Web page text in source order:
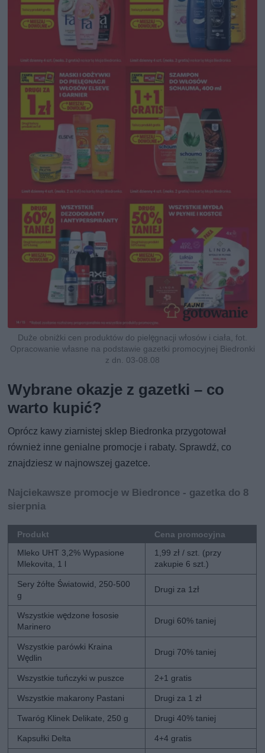
Duże obniżki cen produktów do pielęgnacji włosów i ciała, fot.
Opracowanie własne na podstawie gazetki promocyjnej Biedronki
z dn. 03-08.08
Wybrane okazje z gazetki – co
warto kupić?
Oprócz kawy ziarnistej sklep Biedronka przygotował
również inne genialne promocje i rabaty. Sprawdź, co
znajdziesz w najnowszej gazetce.
Najciekawsze promocje w Biedronce - gazetka do 8
sierpnia
Produkt
Cena promocyjna
Mleko UHT 3,2% Wypasione
Mlekovita, 1 l
1,99 zł / szt. (przy
zakupie 6 szt.)
Sery żółte Światowid, 250-500
g
Drugi za 1zł
Wszystkie wędzone łososie
Marinero
Drugi 60% taniej
Wszystkie parówki Kraina
Wędlin
Drugi 70% taniej
Wszystkie tuńczyki w puszce 2+1 gratis
Wszystkie makarony Pastani Drugi za 1 zł
Twaróg Klinek Delikate, 250 g Drugi 40% taniej
Kapsułki Delta 4+4 gratis